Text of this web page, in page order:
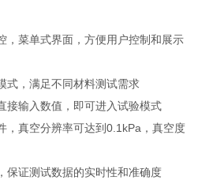
，菜单式界面，方便用户控制和展示
式，满足不同材料测试需求
接输入数值，即可进入试验模式
，真空分辨率可达到0.1kPa，真空度
保证测试数据的实时性和准确度